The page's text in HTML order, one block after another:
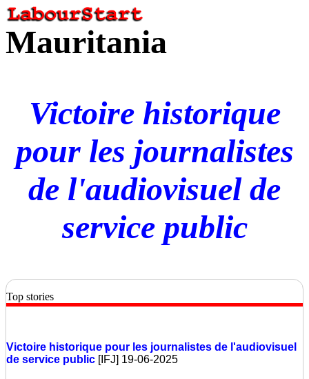
Mauritania
Victoire historique
pour les journalistes
de l'audiovisuel de
service public
Top stories
Victoire historique pour les journalistes de l'audiovisuel
de service public [IFJ] 19-06-2025